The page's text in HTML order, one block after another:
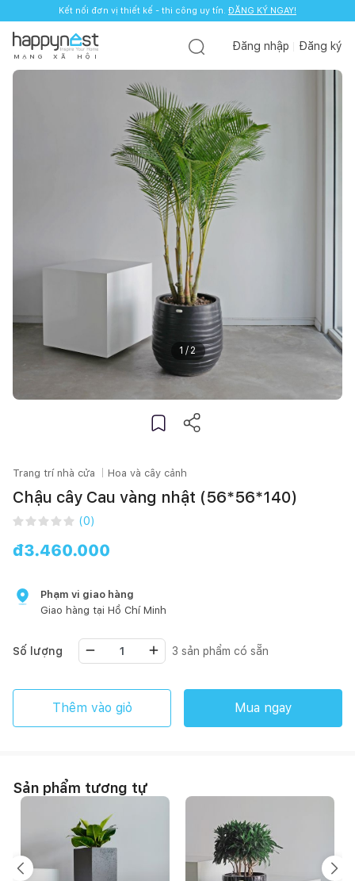
Kết nối đơn vị thiết kế - thi công uy tín. ĐĂNG KÝ NGAY!
M Ạ N G X Ã H Ộ I
Đăng nhập Đăng ký
1 /2
Trang trí nhà cửa Hoa và cây cảnh
Chậu cây Cau vàng nhật (56*56*140)
(0)
đ3.460.000
Phạm vi giao hàng
Giao hàng tại Hồ Chí Minh
Số lượng 3 sản phẩm có sẵn
Thêm vào giỏ Mua ngay
Sản phẩm tương tự